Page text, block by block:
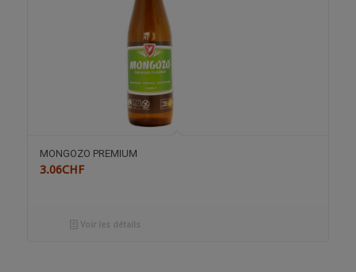
MONGOZO PREMIUM
3.06CHF
Voir les détails